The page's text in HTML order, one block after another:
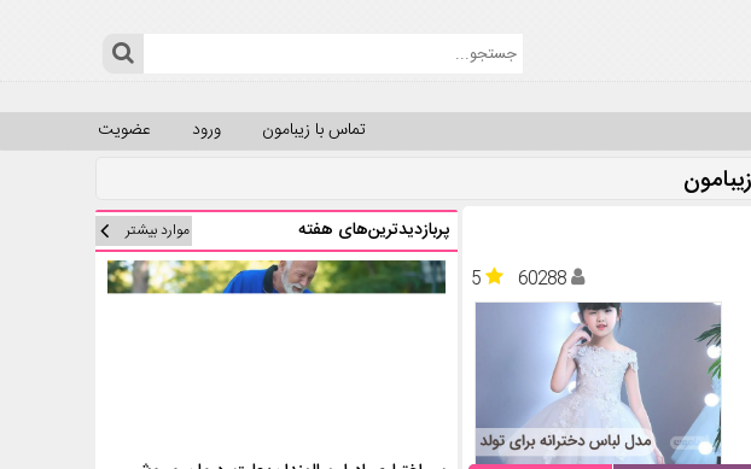
عضویت ورود تماس با زیبامون
5
60288
پربازدیدترین‌های هفته موارد بیشتر